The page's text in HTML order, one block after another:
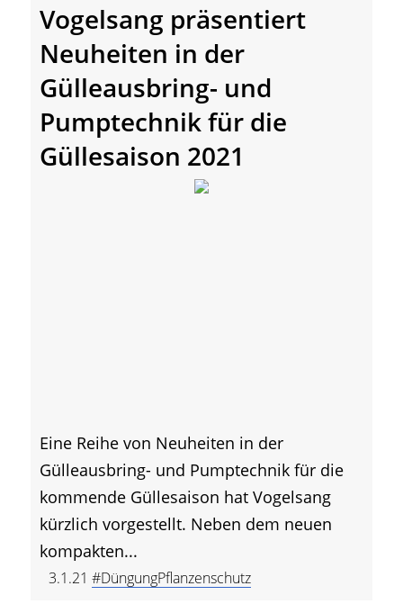
Vogelsang präsentiert
Neuheiten in der
Gülleausbring- und
Pumptechnik für die
Güllesaison 2021
Eine Reihe von Neuheiten in der
Gülleausbring- und Pumptechnik für die
kommende Güllesaison hat Vogelsang
kürzlich vorgestellt. Neben dem neuen
kompakten...
3.1.21 #DüngungPflanzenschutz